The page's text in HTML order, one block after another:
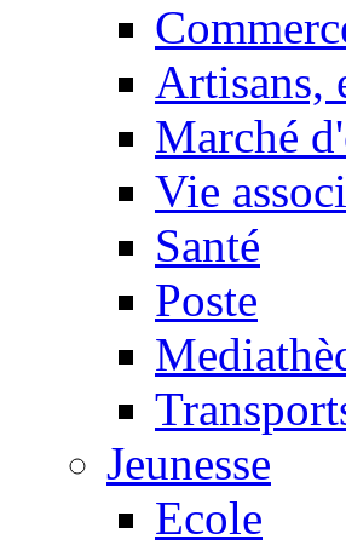
Artisans,
Marché
Vie
Santé
Poste
Jeunesse
Ecole